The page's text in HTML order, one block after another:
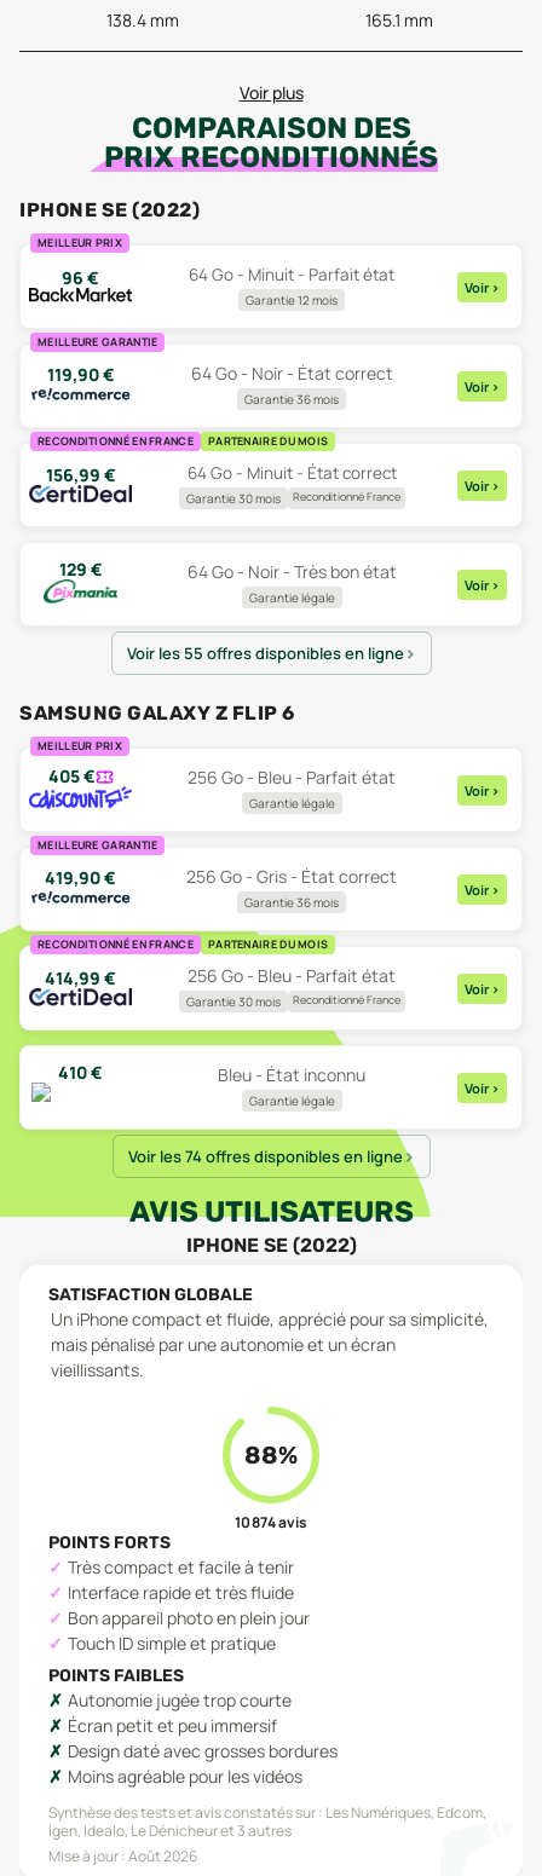
138.4 mm
165.1 mm
Voir plus
COMPARAISON DES
PRIX RECONDITIONNÉS
IPHONE SE (2022)
MEILLEUR PRIX
96 € 64 Go - Minuit - Parfait état
Garantie 12 mois
Voir >
MEILLEURE GARANTIE
119,90€ 64 Go - Noir - État correct
Garantie 36 mois
Voir >
RECONDITIONNÉ EN FRANCE PARTENAIRE DU MOIS
156,99 € 64 Go - Minuit - État correct
Garantie 30 mois Reconditionné France
Voir >
129 € 64 Go - Noir - Très bon état
Garantie légale
Voir >
Voir les 55 offres disponibles en ligne
SAMSUNG GALAXY Z FLIP 6
MEILLEUR PRIX
405€ 256 Go - Bleu - Parfait état
Garantie légale
Voir >
MEILLEURE GARANTIE
419,90€ 256 Go - Gris - État correct
Garantie 36 mois
Voir >
RECONDITIONNÉ EN FRANCE PARTENAIRE DU MOIS
414,99 € 256 Go - Bleu - Parfait état
Garantie 30 mois Reconditionné France
Voir >
410€ Bleu - État inconnu
Garantie légale
Voir >
Voir les 74 offres disponibles en ligne
AVIS UTILISATEURS
IPHONE SE (2022)
SATISFACTION GLOBALE
Un iPhone compact et fluide, apprécié pour sa simplicité,
mais pénalisé par une autonomie et un écran
vieillissants.
88%
10 874avis
POINTS FORTS
Très compact et facile à tenir
Interface rapide et très fluide
Bon appareil photo en plein jour
Touch ID simple et pratique
POINTS FAIBLES
Autonomie jugée trop courte
Écran petit et peu immersif
Design daté avec grosses bordures
Moins agréable pour les vidéos
Synthèse des tests et avis constatés sur : Les Numériques, Edcom,
Igen, Idealo, Le Dénicheuret 3 autres
Mise à jour :Août 2026